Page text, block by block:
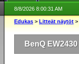
8/8/2026 8:00:31 AM
Edukas > Litteät näytöt >
BenQ EW2430